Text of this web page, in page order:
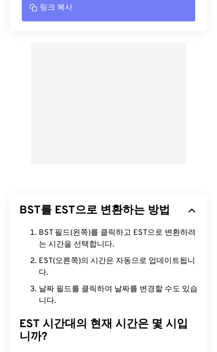
링크 복사
BST를 EST으로 변환하는 방법
BST 필드(왼쪽)를 클릭하고 EST으로 변환하려
는 시간을 선택합니다.
EST(오른쪽)의 시간은 자동으로 업데이트됩니
다.
날짜 필드를 클릭하여 날짜를 변경할 수도 있습
니다.
EST 시간대의 현재 시간은 몇 시입
니까?